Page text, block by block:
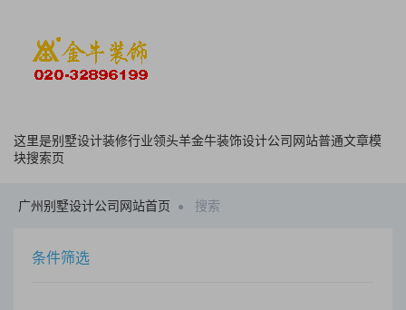
这里是别墅设计装修行业领头羊金牛装饰设计公司网站普通文章模
块搜索页
广州别墅设计公司网站首页 搜索
条件筛选